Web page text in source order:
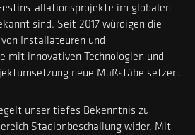
im globalen
sind. Seit 2017 würdigen die
Installateuren und
mit innovativen Technologien und
neue Maßstäbe setzen.
unser tiefes Bekenntnis zu
Stadionbeschallung wider. Mit